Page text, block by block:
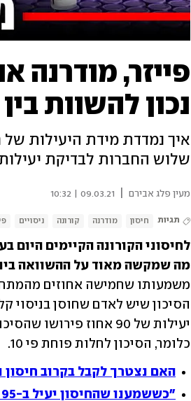
פייזר, מודרנה
נכון להשוות
איך נמדדת מידת היעילות של
שלוש החברות לבדיקת
מעין פלג אבירם 09.03.21 | 10:32
תגיות חיסון מודרנה קורונה ניסויים
מה שמקשה מאוד על ההשוואה
כלומר, הסיכון לחלות פוחת פי 10.
האם נצטרך לקבל בקרוב חיסון
"כששמענו שהחיסון יעיל ב-95 אחוז, זה היה רגע של שמיטת לסת"